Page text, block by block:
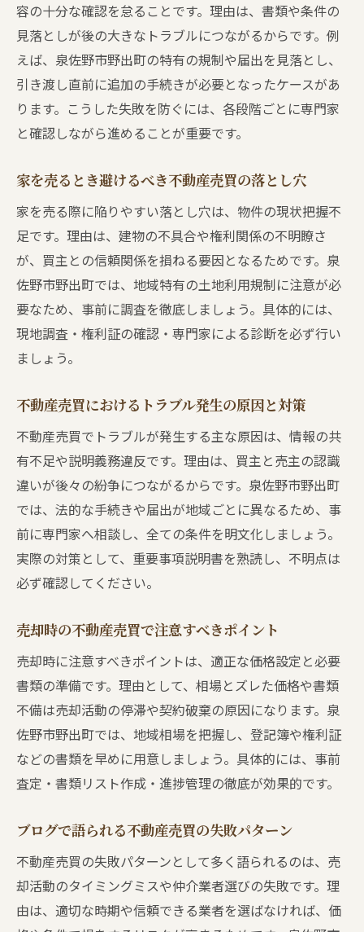
容の十分な確認を怠ることです。理由は、書類や条件の
見落としが後の大きなトラブルにつながるからです。例
えば、泉佐野市野出町の特有の規制や届出を見落とし、
引き渡し直前に追加の手続きが必要となったケースがあ
ります。こうした失敗を防ぐには、各段階ごとに専門家
と確認しながら進めることが重要です。
家を売るとき避けるべき不動産売買の落とし穴
家を売る際に陥りやすい落とし穴は、物件の現状把握不
足です。理由は、建物の不具合や権利関係の不明瞭さ
が、買主との信頼関係を損ねる要因となるためです。泉
佐野市野出町では、地域特有の土地利用規制に注意が必
要なため、事前に調査を徹底しましょう。具体的には、
現地調査・権利証の確認・専門家による診断を必ず行い
ましょう。
不動産売買におけるトラブル発生の原因と対策
不動産売買でトラブルが発生する主な原因は、情報の共
有不足や説明義務違反です。理由は、買主と売主の認識
違いが後々の紛争につながるからです。泉佐野市野出町
では、法的な手続きや届出が地域ごとに異なるため、事
前に専門家へ相談し、全ての条件を明文化しましょう。
実際の対策として、重要事項説明書を熟読し、不明点は
必ず確認してください。
売却時の不動産売買で注意すべきポイント
売却時に注意すべきポイントは、適正な価格設定と必要
書類の準備です。理由として、相場とズレた価格や書類
不備は売却活動の停滞や契約破棄の原因になります。泉
佐野市野出町では、地域相場を把握し、登記簿や権利証
などの書類を早めに用意しましょう。具体的には、事前
査定・書類リスト作成・進捗管理の徹底が効果的です。
ブログで語られる不動産売買の失敗パターン
不動産売買の失敗パターンとして多く語られるのは、売
却活動のタイミングミスや仲介業者選びの失敗です。理
由は、適切な時期や信頼できる業者を選ばなければ、価